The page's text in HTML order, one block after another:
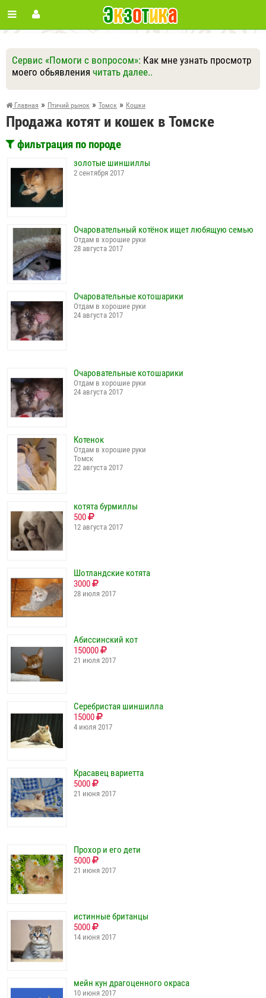
Сервис «Помоги с вопросом»: Как мне узнать просмотр
моего обьявления читать далее..
Ответить Другие вопросы
Задать вопрос
Главная » Птичий рынок » Томск » Кошки
Продажа котят и кошек в Томске
фильтрация по породе
золотые шиншиллы
2 сентября 2017
Очаровательный котёнок ищет любящую семью
Отдам в хорошие руки
28 августа 2017
Очаровательные котошарики
Отдам в хорошие руки
24 августа 2017
Очаровательные котошарики
Отдам в хорошие руки
24 августа 2017
Котенок
Отдам в хорошие руки
Томск
22 августа 2017
котята бурмиллы
500
12 августа 2017
Шотландские котята
3000
28 июля 2017
Абиссинский кот
150000
21 июля 2017
Серебристая шиншилла
15000
4 июля 2017
Красавец вариетта
5000
21 июня 2017
Прохор и его дети
5000
21 июня 2017
истинные британцы
5000
14 июня 2017
мейн кун драгоценного окраса
10 июня 2017